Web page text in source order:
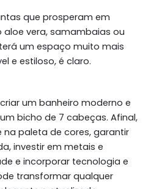
que prosperam em
vera, samambaias ou
um espaço muito mais
e estiloso, é claro.
um banheiro moderno e
bicho de 7 cabeças. Afinal,
paleta de cores, garantir
investir em metais e
e incorporar tecnologia e
transformar qualquer